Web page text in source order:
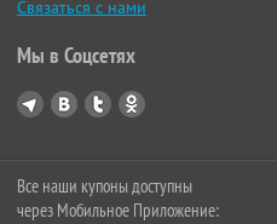
Связаться с нами
Мы в Соцсетях
Все наши купоны доступны
через Мобильное Приложение: